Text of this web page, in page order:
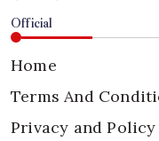
Official
Home
Terms And
Privacy and Policy